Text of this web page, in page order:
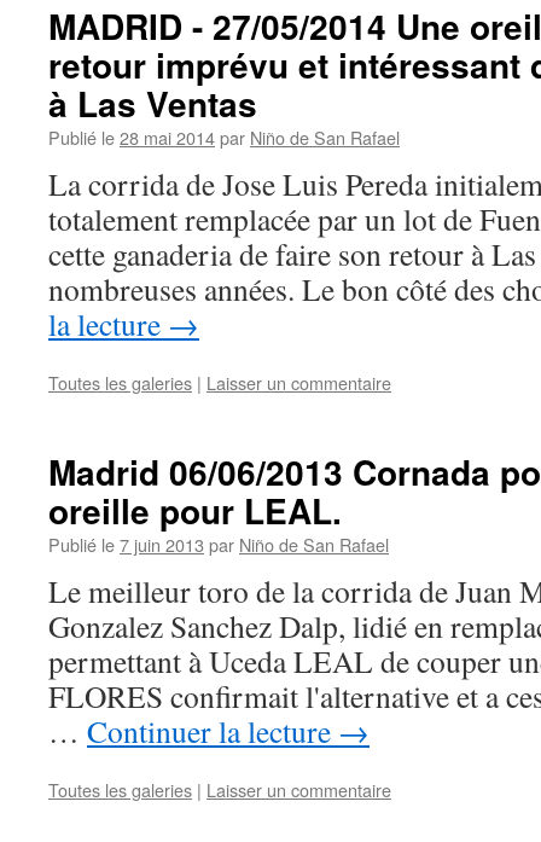
MADRID - 27/05/2014 Une
retour imprévu et intéressant
à Las Ventas
Publié le28 mai 2014par Niño de San Rafael
La corrida de Jose Luis Pereda
totalement remplacée par un lot de
cette ganaderia de faire son retour à
nombreuses années. Le bon côté des
la lecture →
Toutes les galeries | Laisser un commentaire
Madrid 06/06/2013 Cornada
oreille pour LEAL.
Publié le7 juin 2013 par Niño de San Rafael
Le meilleur toro de la corrida de Juan
Gonzalez Sanchez Dalp, lidié en
permettant à Uceda LEAL de couper
FLORES confirmait l'alternative et a
… Continuer la lecture →
Toutes les galeries | Laisser un commentaire